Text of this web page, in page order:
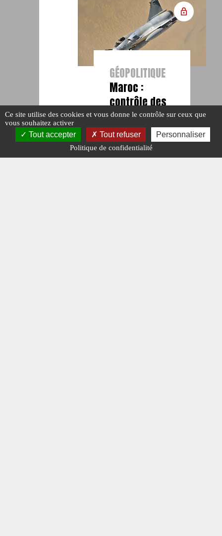
GÉOPOLITIQUE
Maroc :
contrôle des
airs
#ACTU POINTS
CHAUDS.
#MAROC.#N°464.
Publié le : 19
Ce site utilise des cookies et vous donne le contrôle sur ceux que
vous souhaitez activer
Tout accepter Tout refuser Personnaliser
Politique de confidentialité